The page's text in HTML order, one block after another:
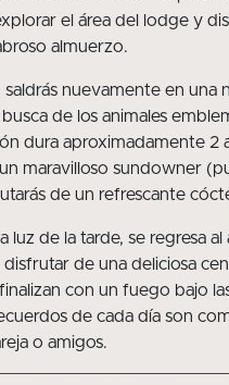
el área del lodge y
almuerzo.
saldrás nuevamente en una
de los animales
dura aproximadamente 2
maravilloso sundowner
de un refrescante
luz de la tarde, se regresa
disfrutar de una deliciosa
con un fuego bajo
de cada día son
o amigos.